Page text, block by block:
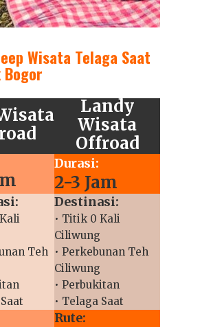
Wisata Telaga Saat
Landy
Wisata
Offroad
Durasi:
2-3 Jam
Teh
Destinasi:
• Titik 0 Kali
Ciliwung
• Perkebunan Teh
Ciliwung
• Perbukitan
• Telaga Saat
Rute: